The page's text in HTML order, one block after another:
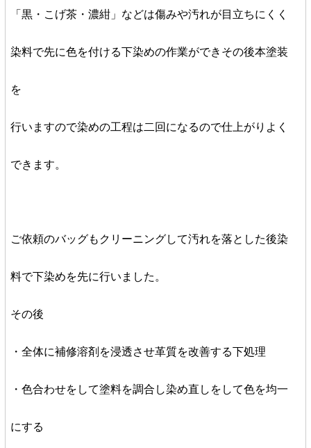
「黒・こげ茶・濃紺」などは傷みや汚れが目立ちにくく
染料で先に色を付ける下染めの作業ができその後本塗装
を
行いますので染めの工程は二回になるので仕上がりよく
できます。
ご依頼のバッグもクリーニングして汚れを落とした後染
料で下染めを先に行いました。
その後
・全体に補修溶剤を浸透させ革質を改善する下処理
・色合わせをして塗料を調合し染め直しをして色を均一
にする